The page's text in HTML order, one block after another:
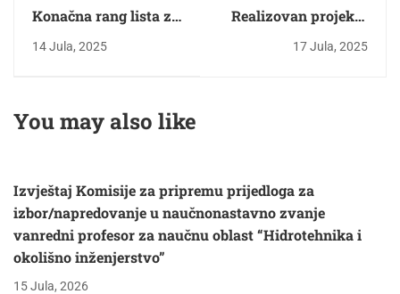
Konačna rang lista za
upis kandidata u prvu
14 Jula, 2025
Realizovan projekat
"Prezentacija i
17 Jula, 2025
You may also like
Izvještaj Komisije za pripremu prijedloga za
izbor/napredovanje u naučnonastavno zvanje
vanredni profesor za naučnu oblast “Hidrotehnika i
okolišno inženjerstvo”
15 Jula, 2026